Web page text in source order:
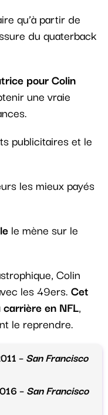
qu’à partir de
du quaterback
pour Colin
une vraie
publicitaires et le
les mieux payés
le mène sur le
Colin
les 49ers. Cet
en NFL,
le reprendre.
–San Francisco
–San Francisco